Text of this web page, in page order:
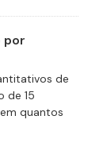
por
de
de 15
quantos